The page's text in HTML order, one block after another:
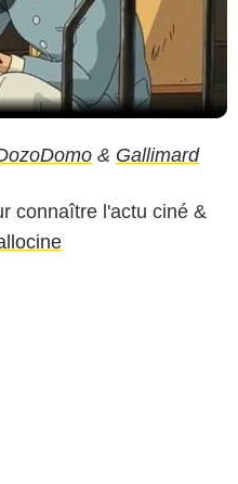
& Gallimard
connaître l'actu ciné &